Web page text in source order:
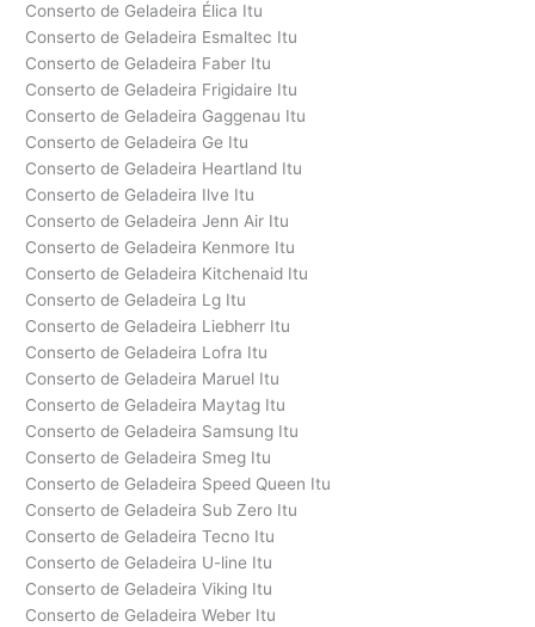
Conserto de Geladeira Élica Itu
Conserto de Geladeira Esmaltec Itu
Conserto de Geladeira Faber Itu
Conserto de Geladeira Frigidaire Itu
Conserto de Geladeira Gaggenau Itu
Conserto de Geladeira Ge Itu
Conserto de Geladeira Heartland Itu
Conserto de Geladeira Ilve Itu
Conserto de Geladeira Jenn Air Itu
Conserto de Geladeira Kenmore Itu
Conserto de Geladeira Kitchenaid Itu
Conserto de Geladeira Lg Itu
Conserto de Geladeira Liebherr Itu
Conserto de Geladeira Lofra Itu
Conserto de Geladeira Maruel Itu
Conserto de Geladeira Maytag Itu
Conserto de Geladeira Samsung Itu
Conserto de Geladeira Smeg Itu
Conserto de Geladeira Speed Queen Itu
Conserto de Geladeira Sub Zero Itu
Conserto de Geladeira Tecno Itu
Conserto de Geladeira U-line Itu
Conserto de Geladeira Viking Itu
Conserto de Geladeira Weber Itu